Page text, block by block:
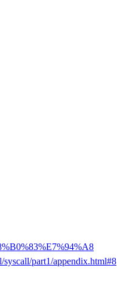
part1/appendix.html#8